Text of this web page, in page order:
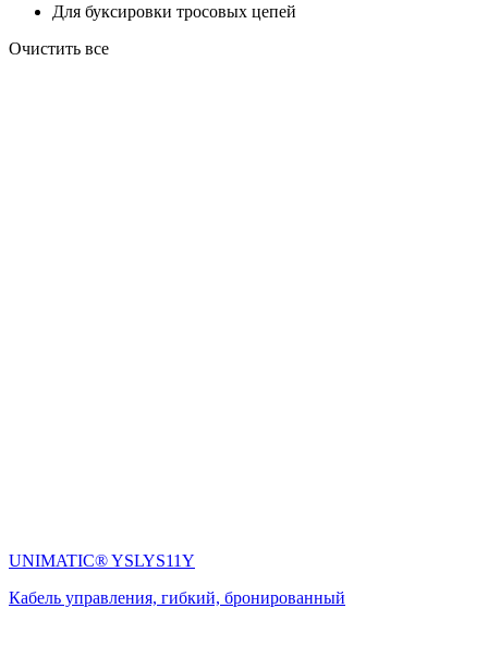
Для буксировки тросовых цепей
Очистить все
UNIMATIC® YSLYS11Y
Кабель управления, гибкий, бронированный